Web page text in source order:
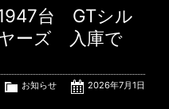
台 GTシル
ーズ 入庫で
2026年7月1日
お知らせ